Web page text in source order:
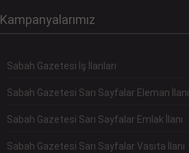
Kampanyalarımız
Sabah Gazetesi İş İlanları
Sabah Gazetesi Sarı Sayfalar Eleman İlanı
Sabah Gazetesi Sarı Sayfalar Emlak İlanı
Sabah Gazetesi Sarı Sayfalar Vasıta İlanı